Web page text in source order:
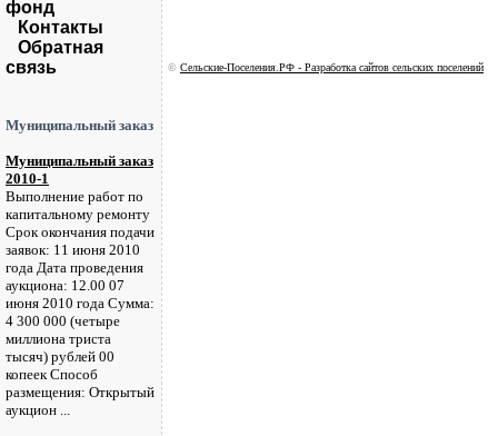
фонд
Контакты
Обратная
связь
Муниципальный заказ
Муниципальный заказ
2010-1
Выполнение работ по
капитальному ремонту
Срок окончания подачи
заявок: 11 июня 2010
года Дата проведения
аукциона: 12.00 07
июня 2010 года Сумма:
4 300 000 (четыре
миллиона триста
тысяч) рублей 00
копеек Способ
размещения: Открытый
аукцион ...
© Сельские-Поселения.РФ - Разработка сайтов сельских поселений